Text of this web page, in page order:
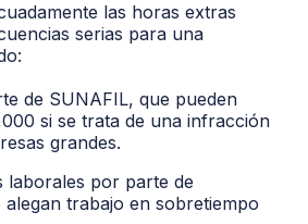
las horas extras
serias para una
de SUNAFIL, que pueden
si se trata de una infracción
grandes.
laborales por parte de
trabajo en sobretiempo